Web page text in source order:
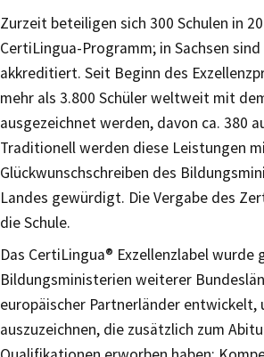
Zurzeit beteiligen sich 300 Schulen in
CertiLingua-Programm; in Sachsen sind
akkreditiert. Seit Beginn des
mehr als 3.800 Schüler weltweit mit
ausgezeichnet werden, davon ca. 380
Traditionell werden diese Leistungen
Glückwunschschreiben des
Landes gewürdigt. Die Vergabe des
die Schule.
Das CertiLingua® Exzellenzlabel wurde
Bildungsministerien weiterer
europäischer Partnerländer entwickelt,
auszuzeichnen, die zusätzlich zum